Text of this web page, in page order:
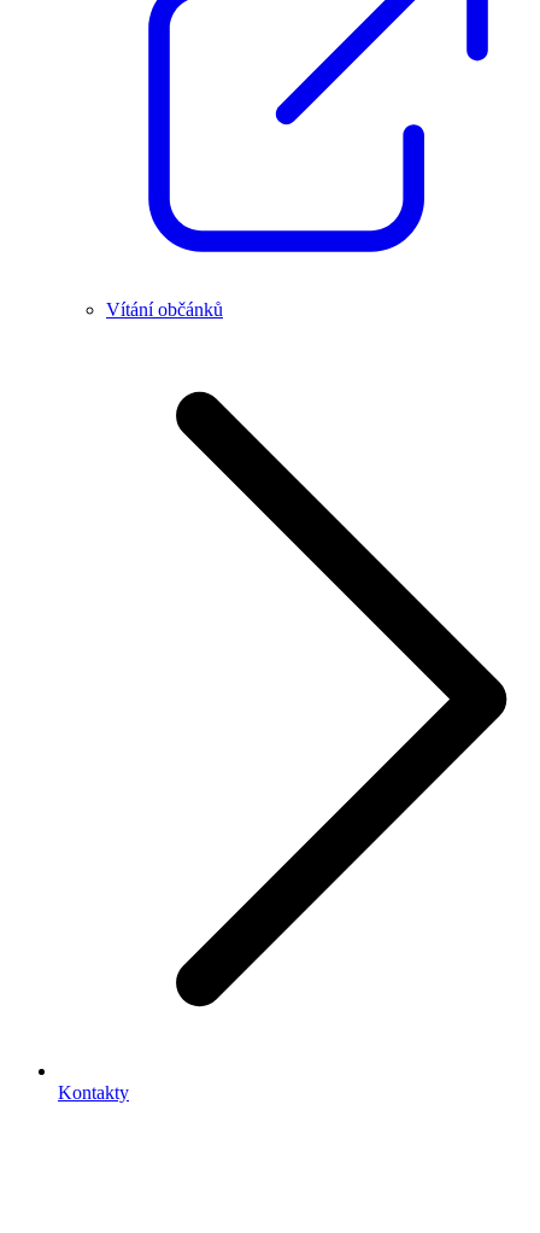
Vítání občánků
Kontakty